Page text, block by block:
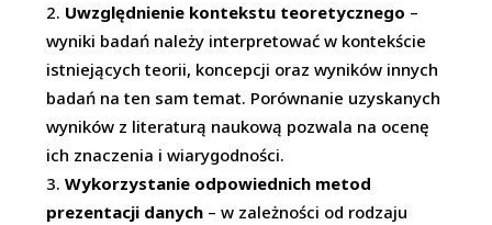
Uwzględnienie kontekstu teoretycznego –
wyniki badań należy interpretować w kontekście
istniejących teorii, koncepcji oraz wyników innych
badań na ten sam temat. Porównanie uzyskanych
wyników z literaturą naukową pozwala na ocenę
ich znaczenia i wiarygodności.
Wykorzystanie odpowiednich metod
prezentacji danych – w zależności od rodzaju